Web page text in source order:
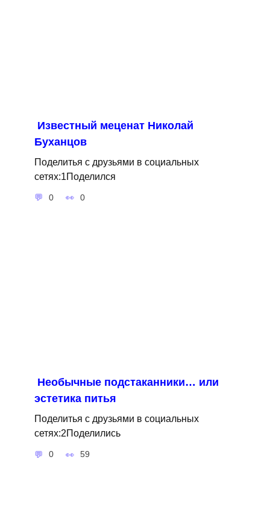
Известный меценат Николай
Буханцов
Поделитья с друзьями в социальных
сетях:1Поделился
0 0
Необычные подстаканники… или
эстетика питья
Поделитья с друзьями в социальных
сетях:2Поделились
0 59